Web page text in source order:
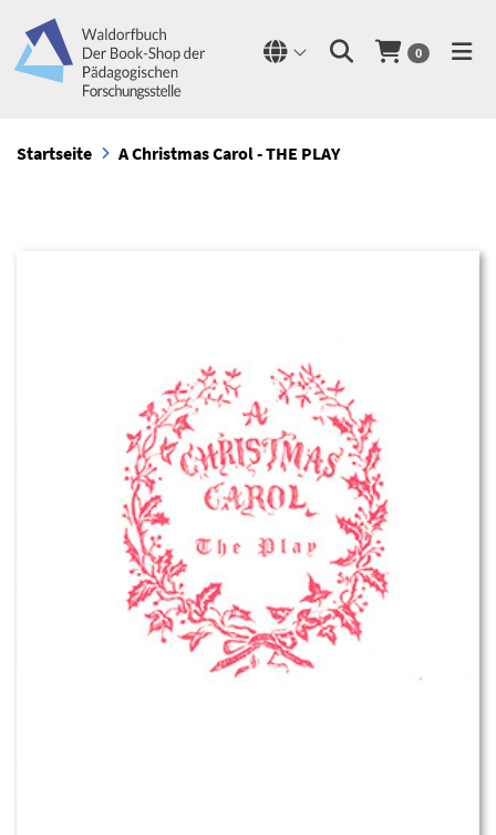
0
Startseite A Christmas Carol - THE PLAY